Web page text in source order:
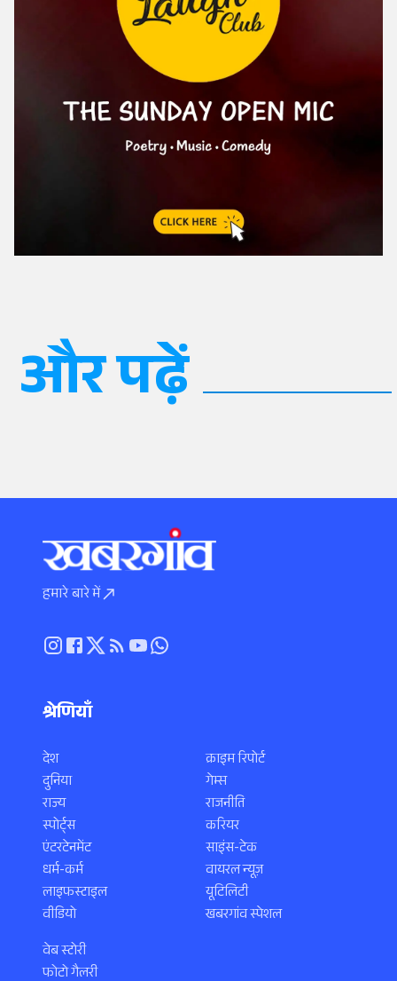
और पढ़ें
हमारे बारे में
श्रेणियाँ
देश
दुनिया
राज्य
स्पोर्ट्स
एंटरटेनमेंट
धर्म-कर्म
लाइफस्टाइल
वीडियो
क्राइम रिपोर्ट
गेम्स
राजनीति
करियर
साइंस-टेक
वायरल न्यूज़
यूटिलिटी
खबरगांव स्पेशल
वेब स्टोरी
फोटो गैलरी